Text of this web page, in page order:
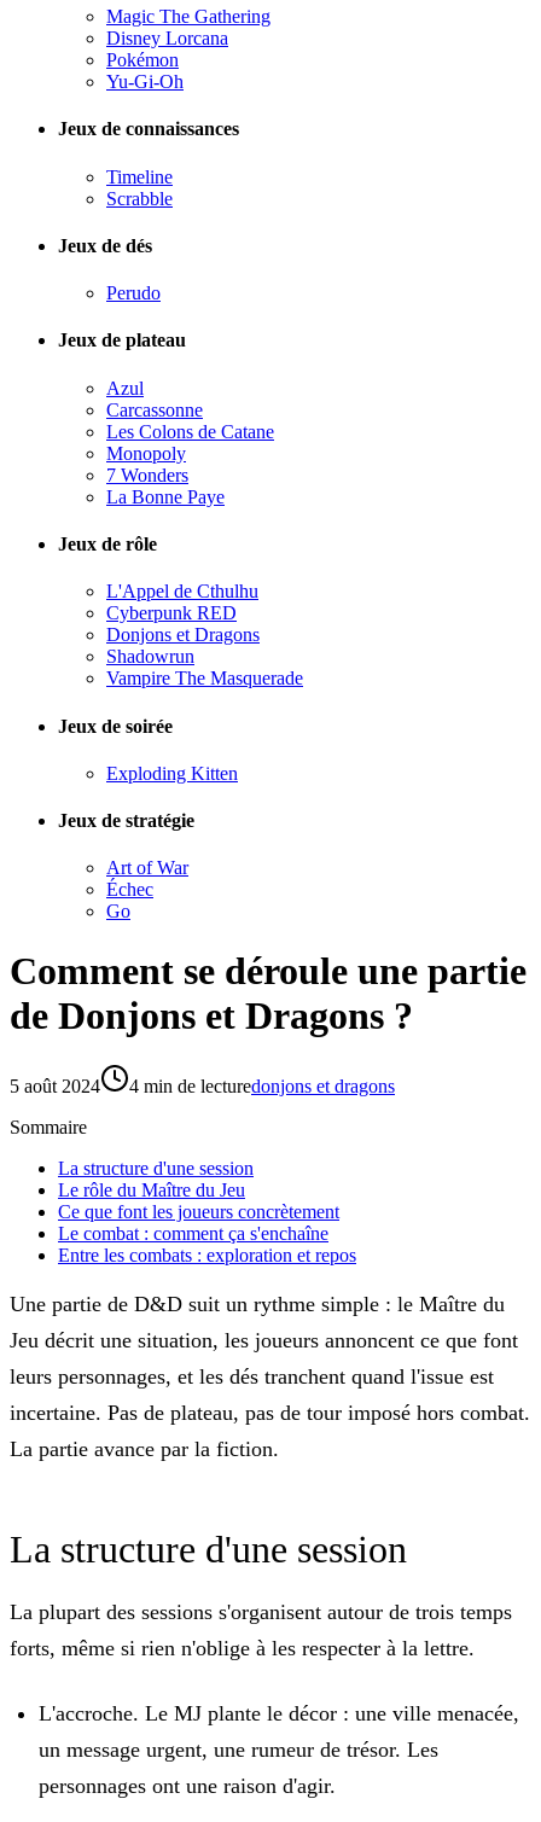
Magic The Gathering
Disney Lorcana
Pokémon
Yu-Gi-Oh
Jeux de connaissances
Timeline
Scrabble
Jeux de dés
Perudo
Jeux de plateau
Azul
Carcassonne
Les Colons de Catane
Monopoly
7 Wonders
La Bonne Paye
Jeux de rôle
L'Appel de Cthulhu
Cyberpunk RED
Donjons et Dragons
Shadowrun
Vampire The Masquerade
Jeux de soirée
Exploding Kitten
Jeux de stratégie
Art of War
Échec
Go
Comment se déroule une partie
de Donjons et Dragons ?
5 août 2024 4 min de lecturedonjons et dragons
Sommaire
La structure d'une session
Le rôle du Maître du Jeu
Ce que font les joueurs concrètement
Le combat : comment ça s'enchaîne
Entre les combats : exploration et repos
Une partie de D&D suit un rythme simple : le Maître du
Jeu décrit une situation, les joueurs annoncent ce que font
leurs personnages, et les dés tranchent quand l'issue est
incertaine. Pas de plateau, pas de tour imposé hors combat.
La partie avance par la fiction.
La structure d'une session
La plupart des sessions s'organisent autour de trois temps
forts, même si rien n'oblige à les respecter à la lettre.
L'accroche. Le MJ plante le décor : une ville menacée,
un message urgent, une rumeur de trésor. Les
personnages ont une raison d'agir.